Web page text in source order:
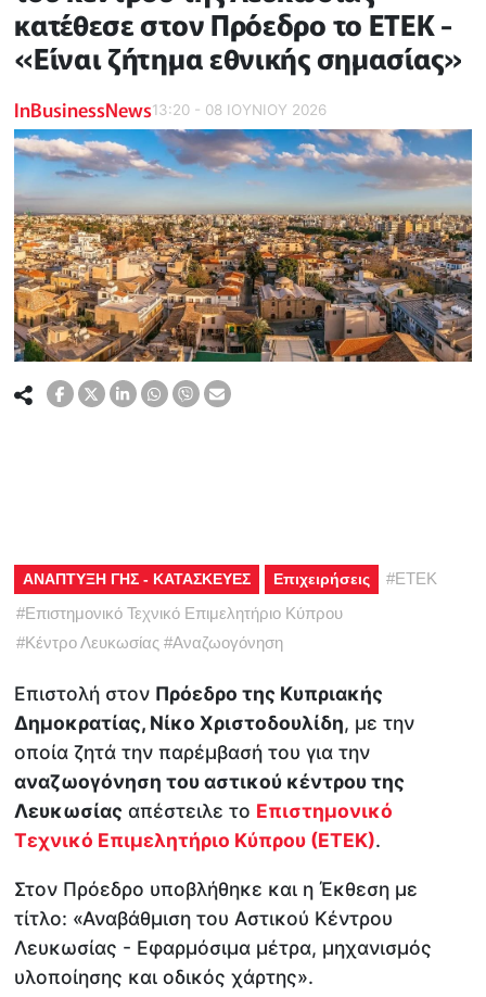
κατέθεσε στον Πρόεδρο το ΕΤΕΚ -
«Είναι ζήτημα εθνικής σημασίας»
InBusinessNews13:20 - 08 ΙΟΥΝΙΟΥ 2026
ΑΝΑΠΤΥΞΗ ΓΗΣ - ΚΑΤΑΣΚΕΥΕΣ Επιχειρήσεις #ΕΤΕΚ
#Επιστημονικό Τεχνικό Επιμελητήριο Κύπρου
#Κέντρο Λευκωσίας #Αναζωογόνηση
Επιστολή στον Πρόεδρο της Κυπριακής
Δημοκρατίας, Νίκο Χριστοδουλίδη, με την
οποία ζητά την παρέμβασή του για την
αναζωογόνηση του αστικού κέντρου της
Λευκωσίας απέστειλε το Επιστημονικό
Τεχνικό Επιμελητήριο Κύπρου (ΕΤΕΚ).
Στον Πρόεδρο υποβλήθηκε και η Έκθεση με
τίτλο: «Αναβάθμιση του Αστικού Κέντρου
Λευκωσίας - Εφαρμόσιμα μέτρα, μηχανισμός
υλοποίησης και οδικός χάρτης».